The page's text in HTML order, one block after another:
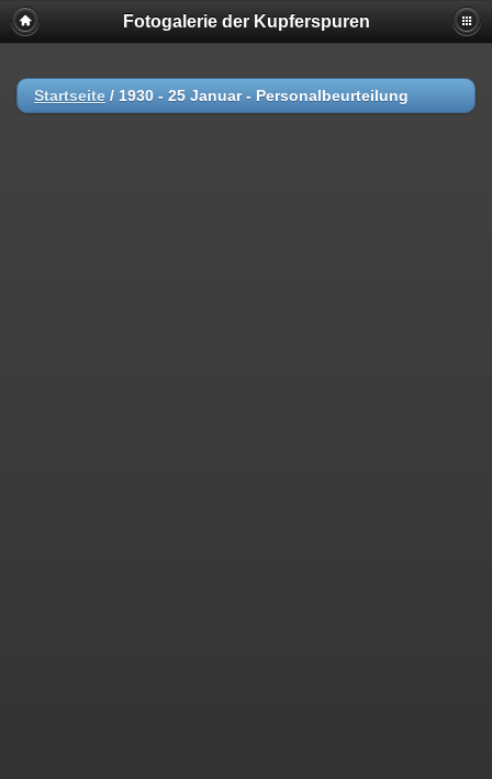
Fotogalerie der Kupferspuren
Startseite / 1930 - 25 Januar - Personalbeurteilung